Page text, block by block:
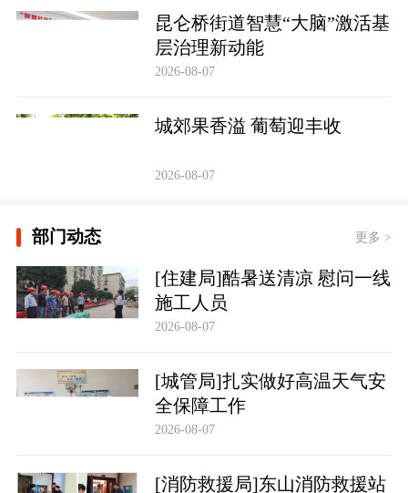
昆仑桥街道智慧“大脑”激活基
层治理新动能
2026-08-07
城郊果香溢 葡萄迎丰收
2026-08-07
部门动态 更多 >
[住建局]酷暑送清凉 慰问一线
施工人员
2026-08-07
[城管局]扎实做好高温天气安
全保障工作
2026-08-07
[消防救援局]东山消防救援站